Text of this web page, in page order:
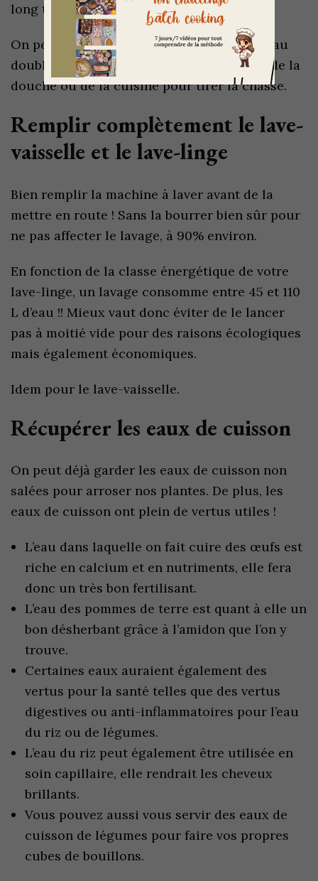
long terme.
On peut aussi investir dans une chasse d’eau
double débit ou récupérer les eaux usées de la
douche ou de la cuisine pour tirer la chasse.
Remplir complètement le lave-
vaisselle et le lave-linge
Bien remplir la machine à laver avant de la
mettre en route ! Sans la bourrer bien sûr pour
ne pas affecter le lavage, à 90% environ.
En fonction de la classe énergétique de votre
lave-linge, un lavage consomme entre 45 et 110
L d’eau !! Mieux vaut donc éviter de le lancer
pas à moitié vide pour des raisons écologiques
mais également économiques.
Idem pour le lave-vaisselle.
Récupérer les eaux de cuisson
On peut déjà garder les eaux de cuisson non
salées pour arroser nos plantes. De plus, les
eaux de cuisson ont plein de vertus utiles !
L’eau dans laquelle on fait cuire des œufs est
riche en calcium et en nutriments, elle fera
donc un très bon fertilisant.
L’eau des pommes de terre est quant à elle un
bon désherbant grâce à l’amidon que l’on y
trouve.
Certaines eaux auraient également des
vertus pour la santé telles que des vertus
digestives ou anti-inflammatoires pour l’eau
du riz ou de légumes.
L’eau du riz peut également être utilisée en
soin capillaire, elle rendrait les cheveux
brillants.
Vous pouvez aussi vous servir des eaux de
cuisson de légumes pour faire vos propres
cubes de bouillons.